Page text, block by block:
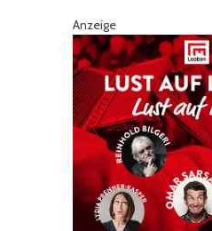
Anzeige